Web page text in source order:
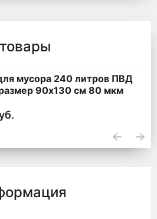
мусора 240 литров ПВД
90x130 см 80 мкм